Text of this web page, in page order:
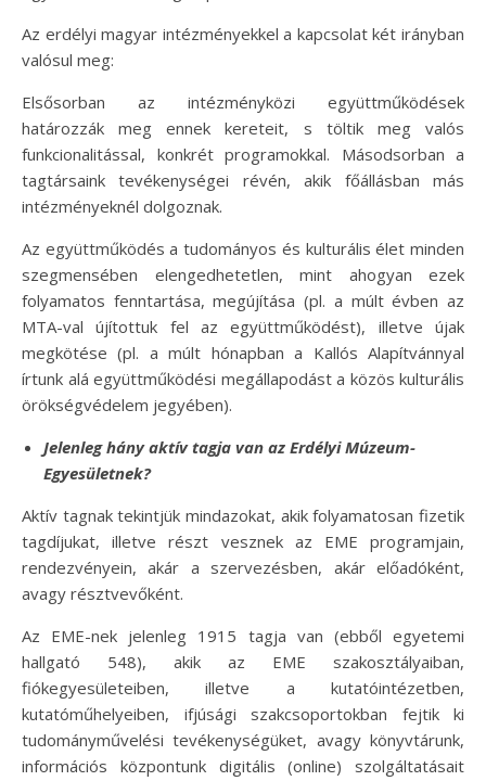
Az erdélyi magyar intézményekkel a kapcsolat két irányban
valósul meg:
Elsősorban az intézményközi együttműködések
határozzák meg ennek kereteit, s töltik meg valós
funkcionalitással, konkrét programokkal. Másodsorban a
tagtársaink tevékenységei révén, akik főállásban más
intézményeknél dolgoznak.
Az együttműködés a tudományos és kulturális élet minden
szegmensében elengedhetetlen, mint ahogyan ezek
folyamatos fenntartása, megújítása (pl. a múlt évben az
MTA-val újítottuk fel az együttműködést), illetve újak
megkötése (pl. a múlt hónapban a Kallós Alapítvánnyal
írtunk alá együttműködési megállapodást a közös kulturális
örökségvédelem jegyében).
Jelenleg hány aktív tagja van az Erdélyi Múzeum-
Egyesületnek?
Aktív tagnak tekintjük mindazokat, akik folyamatosan fizetik
tagdíjukat, illetve részt vesznek az EME programjain,
rendezvényein, akár a szervezésben, akár előadóként,
avagy résztvevőként.
Az EME-nek jelenleg 1915 tagja van (ebből egyetemi
hallgató 548), akik az EME szakosztályaiban,
fiókegyesületeiben, illetve a kutatóintézetben,
kutatóműhelyeiben, ifjúsági szakcsoportokban fejtik ki
tudományművelési tevékenységüket, avagy könyvtárunk,
információs központunk digitális (online) szolgáltatásait